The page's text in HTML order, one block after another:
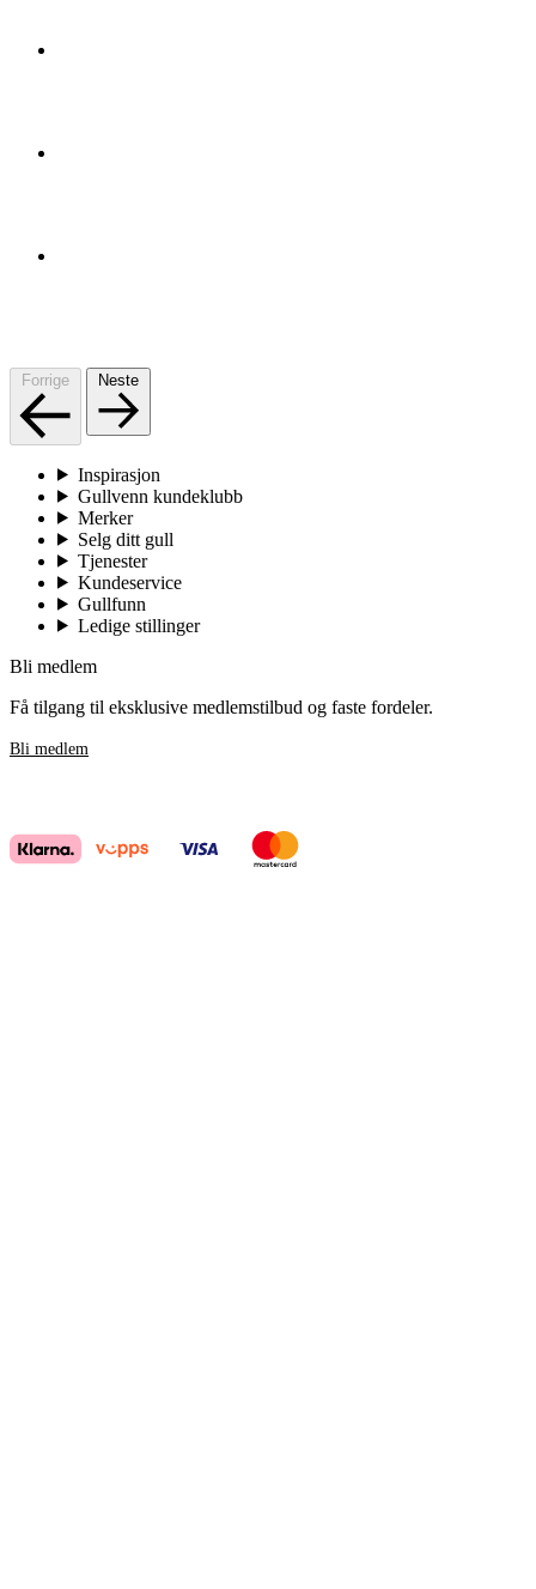
Forrige Neste
Inspirasjon
Gullvenn kundeklubb
Merker
Selg ditt gull
Tjenester
Kundeservice
Gullfunn
Ledige stillinger
Bli medlem
Få tilgang til eksklusive medlemstilbud og faste fordeler.
Bli medlem